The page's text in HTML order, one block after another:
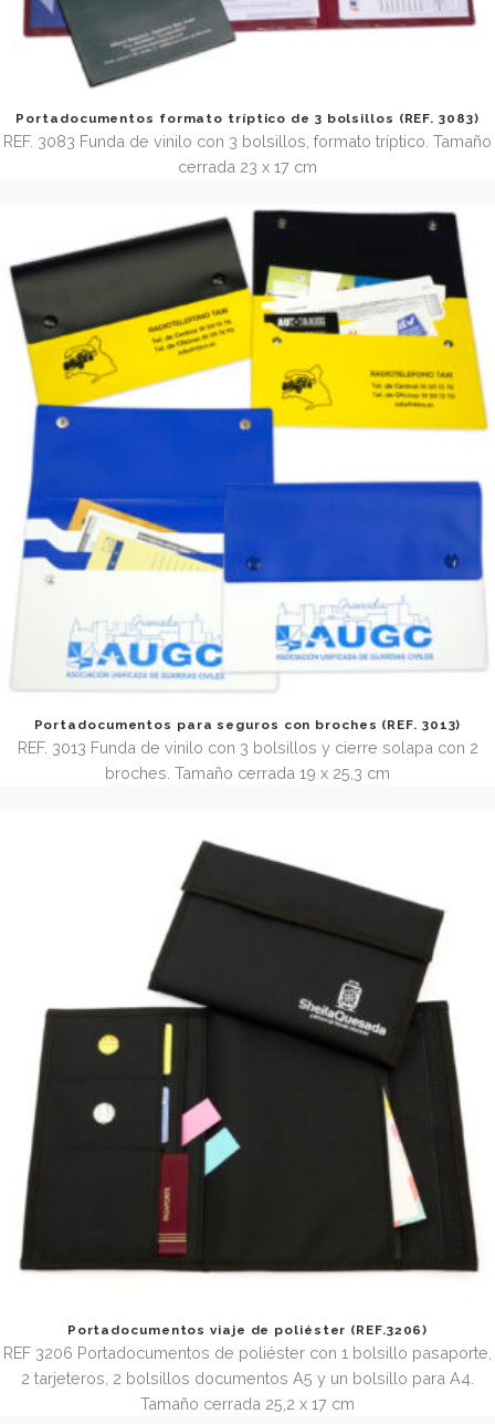
20 x 4 cm
Portadocumentos formato tríptico de 3 bolsillos (REF.
REF. 3083 Funda de vinilo con 3 bolsillos, formato tríptico.
cerrada 23 x 17 cm
REF. 3013 Funda de vinilo con 3 bolsillos y cierre solapa
broches. Tamaño cerrada 19 x 25,3 cm